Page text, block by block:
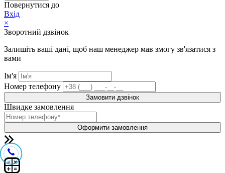
Повернутися до
Вхід
×
Зворотний дзвінок
Залишіть ваші дані, щоб наш менеджер мав змогу зв'язатися з
вами
Ім'я
Номер телефону
Замовити дзвінок
Швидке замовлення
Оформити замовлення